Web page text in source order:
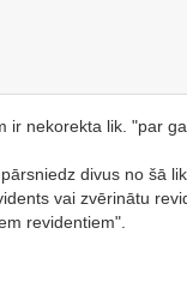
ir nekorekta lik. "par
divus no šā
vai zvērinātu
revidentiem".